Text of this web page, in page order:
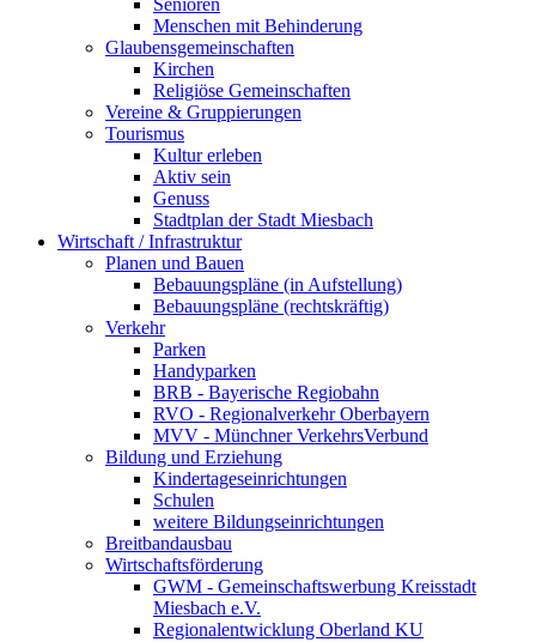
Senioren
Menschen mit Behinderung
Glaubensgemeinschaften
Kirchen
Religiöse Gemeinschaften
Vereine & Gruppierungen
Tourismus
Kultur erleben
Aktiv sein
Genuss
Stadtplan der Stadt Miesbach
Wirtschaft / Infrastruktur
Planen und Bauen
Bebauungspläne (in Aufstellung)
Bebauungspläne (rechtskräftig)
Verkehr
Parken
Handyparken
BRB - Bayerische Regiobahn
RVO - Regionalverkehr Oberbayern
MVV - Münchner VerkehrsVerbund
Bildung und Erziehung
Kindertageseinrichtungen
Schulen
weitere Bildungseinrichtungen
Breitbandausbau
Wirtschaftsförderung
GWM - Gemeinschaftswerbung Kreisstadt
Miesbach e.V.
Regionalentwicklung Oberland KU